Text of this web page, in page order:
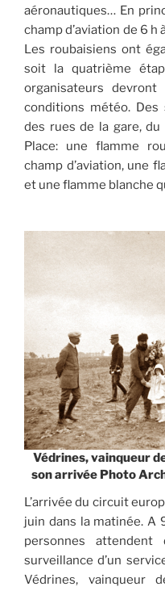
aéronautiques… En
champ d’aviation de 6
Les roubaisiens ont
soit la quatrième
organisateurs
conditions météo. Des
des rues de la gare,
Place: une flamme
champ d’aviation, une
et une flamme blanche
Védrines, vainqueur
son arrivée Photo
L’arrivée du circuit
juin dans la matinée. A
personnes
surveillance d’un
Védrines, vainqueur